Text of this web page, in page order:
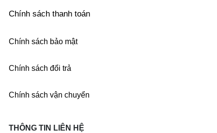
Chính sách thanh toán
Chính sách bảo mật
Chính sách đổi trả
Chính sách vận chuyển
THÔNG TIN LIÊN HỆ